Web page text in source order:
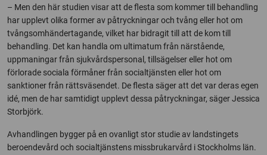
– Men den här studien visar att de flesta som kommer till behandling
har upplevt olika former av påtryckningar och tvång eller hot om
tvångsomhändertagande, vilket har bidragit till att de kom till
behandling. Det kan handla om ultimatum från närstående,
uppmaningar från sjukvårdspersonal, tillsägelser eller hot om
förlorade sociala förmåner från socialtjänsten eller hot om
sanktioner från rättsväsendet. De flesta säger att det var deras egen
idé, men de har samtidigt upplevt dessa påtryckningar, säger Jessica
Storbjörk.
Avhandlingen bygger på en ovanligt stor studie av landstingets
beroendevård och socialtjänstens missbrukarvård i Stockholms län.